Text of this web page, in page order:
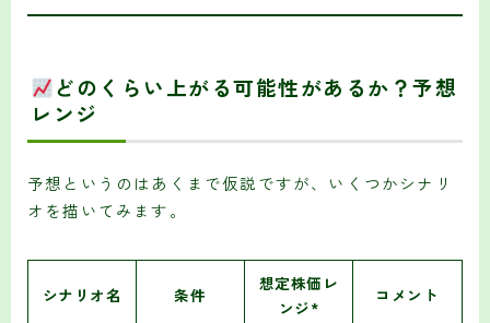
どのくらい上がる可能性があるか？予想
レンジ
予想というのはあくまで仮説ですが、いくつかシナリ
オを描いてみます。
シナリオ名 条件
想定株価レ
ンジ*
コメント